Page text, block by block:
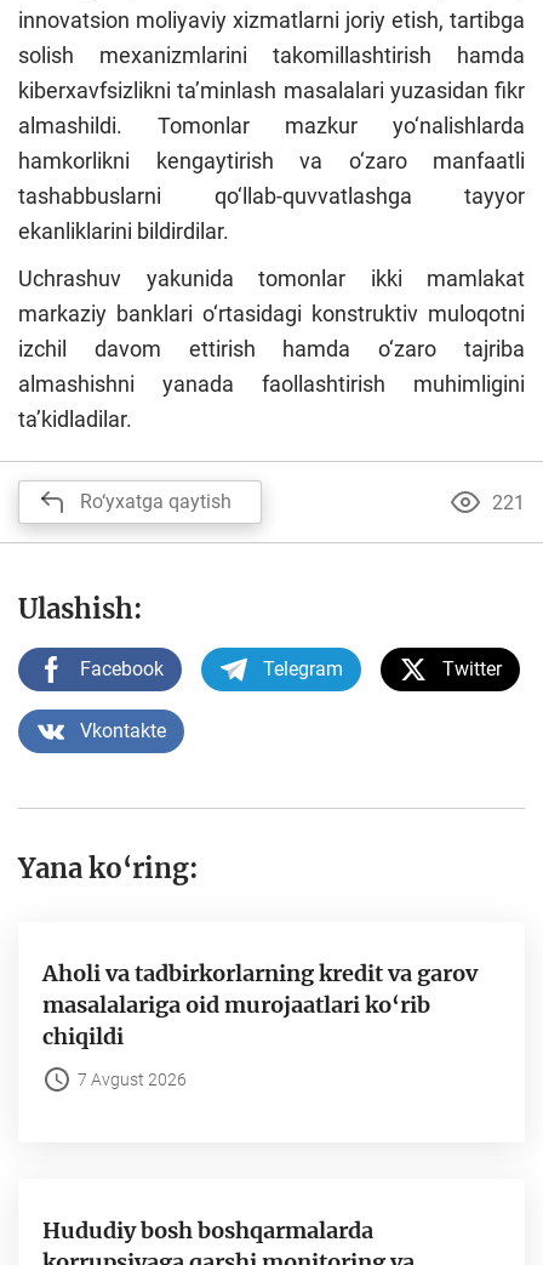
innovatsion moliyaviy xizmatlarni joriy etish, tartibga
solish mexanizmlarini takomillashtirish hamda
kiberxavfsizlikni ta’minlash masalalari yuzasidan fikr
almashildi. Tomonlar mazkur yo‘nalishlarda
hamkorlikni kengaytirish va o‘zaro manfaatli
tashabbuslarni qo‘llab-quvvatlashga tayyor
ekanliklarini bildirdilar.
Uchrashuv yakunida tomonlar ikki mamlakat
markaziy banklari o‘rtasidagi konstruktiv muloqotni
izchil davom ettirish hamda o‘zaro tajriba
almashishni yanada faollashtirish muhimligini
ta’kidladilar.
Ro‘yxatga qaytish 221
Ulashish:
Facebook Telegram Twitter
Vkontakte
Yana ko‘ring:
Aholi va tadbirkorlarning kredit va garov
masalalariga oid murojaatlari ko‘rib
chiqildi
7 Avgust 2026
Hududiy bosh boshqarmalarda